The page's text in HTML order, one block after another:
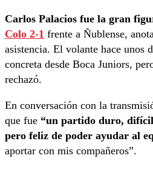
Carlos Palacios fue la gran
Colo 2-1 frente a Ñublense,
asistencia. El volante hace unos
concreta desde Boca Juniors,
rechazó.
En conversación con la
que fue “un partido duro,
pero feliz de poder ayudar al
aportar con mis compañeros”.